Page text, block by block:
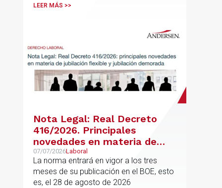
LEER MÁS >>
Nota Legal: Real Decreto
416/2026. Principales
novedades en materia de
jubilación flexible y jubilación
demorada
07/07/2026Laboral
La norma entrará en vigor a los tres
meses de su publicación en el BOE, esto
es, el 28 de agosto de 2026